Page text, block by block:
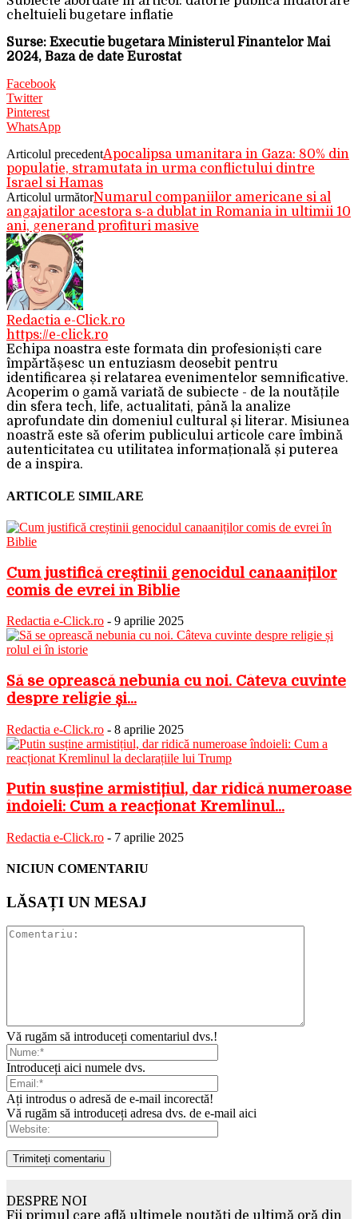
cheltuieli bugetare inflatie
Surse: Executie bugetara Ministerul Finantelor Mai
2024, Baza de date Eurostat
Facebook
Twitter
Pinterest
WhatsApp
Articolul precedentApocalipsa umanitara in Gaza: 80% din
populatie, stramutata in urma conflictului dintre
Israel si Hamas
Articolul următorNumarul companiilor americane si al
angajatilor acestora s-a dublat in Romania in ultimii 10
ani, generand profituri masive
Redactia e-Click.ro
https://e-click.ro
Echipa noastra este formata din profesioniști care
împărtășesc un entuziasm deosebit pentru
identificarea și relatarea evenimentelor semnificative.
Acoperim o gamă variată de subiecte - de la noutățile
din sfera tech, life, actualitati, până la analize
aprofundate din domeniul cultural și literar. Misiunea
noastră este să oferim publicului articole care îmbină
autenticitatea cu utilitatea informațională și puterea
de a inspira.
ARTICOLE SIMILARE
Cum justifică creștinii genocidul canaaniților
comis de evrei în Biblie
Redactia e-Click.ro - 9 aprilie 2025
Să se oprească nebunia cu noi. Câteva cuvinte
despre religie și...
Redactia e-Click.ro - 8 aprilie 2025
Putin susține armistițiul, dar ridică numeroase
îndoieli: Cum a reacționat Kremlinul...
Redactia e-Click.ro - 7 aprilie 2025
NICIUN COMENTARIU
LĂSAȚI UN MESAJ
Vă rugăm să introduceți comentariul dvs.!
Introduceți aici numele dvs.
Ați introdus o adresă de e-mail incorectă!
Vă rugăm să introduceți adresa dvs. de e-mail aici
DESPRE NOI
Fii primul care află ultimele noutăți de ultimă oră din